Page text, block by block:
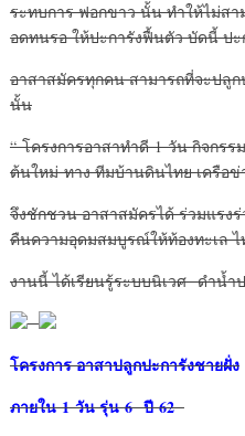
ระทบการ ฟอกขาว นั้น ทำให้ไม่ส
อดทนรอ ให้ปะการังฟื้นตัว บัดนี้ ป
อาสาสมัครทุกคน สามารถที่จะป
นั้น
“ โครงการอาสาทำดี 1 วัน กิจกรร
ต้นใหม่ ทาง ทีมบ้านดินไทย เครือข่
จึงชักชวน อาสาสมัครได้ ร่วมแรง
คืนความอุดมสมบูรณ์ให้ท้องทะเล ไ
งานนี้ ได้เรียนรู้ระบบนิเวศ ดำน้
โครงการ อาสาปลูกปะการังชายฝั่ง
ภายใน 1 วัน รุ่น 6 ปี 62